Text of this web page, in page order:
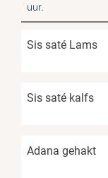
uur.
Sis saté Lams
Sis saté kalfs
Adana gehakt